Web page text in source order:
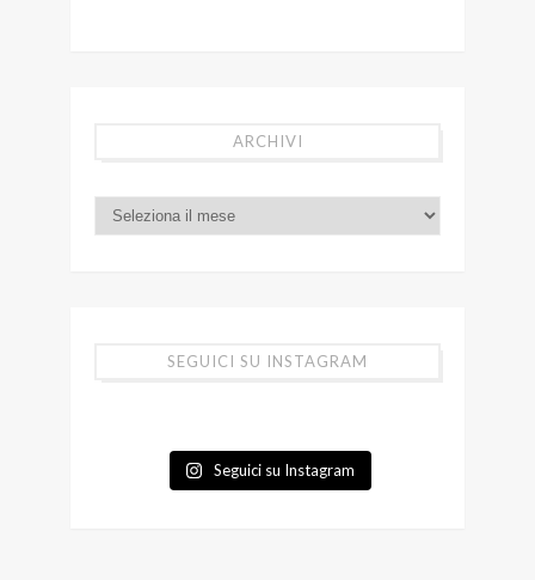
ARCHIVI
SEGUICI SU INSTAGRAM
Seguici su Instagram